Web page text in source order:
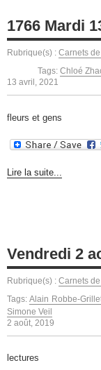
1766 Mardi
Rubrique(s) : Carnets
Tags: Chloé
13 avril, 2021
fleurs et gens
Lire la suite...
Vendredi 2
Rubrique(s) : Carnets
Tags: Alain Robbe-
Simone Veil
2 août, 2019
lectures